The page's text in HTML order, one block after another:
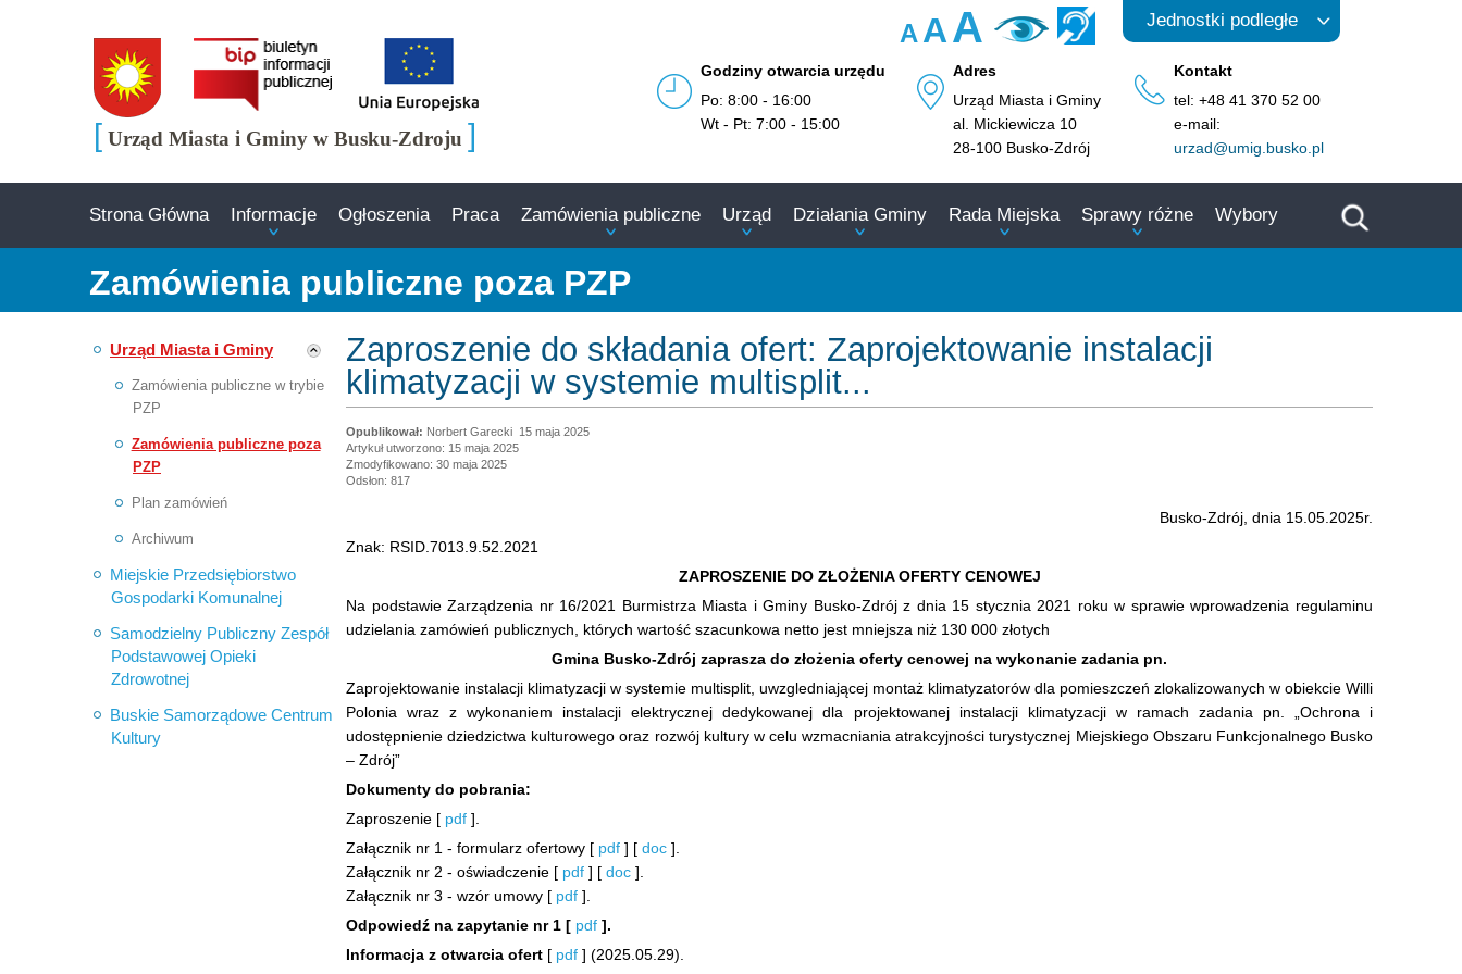
AAA Jednostki podległe
[ Urząd Miasta i Gminy w Busku-Zdroju ]
Godziny otwarcia urzędu
Po: 8:00 - 16:00
Wt - Pt: 7:00 - 15:00
Adres
Urząd Miasta i Gminy
al. Mickiewicza 10
28-100 Busko-Zdrój
Kontakt
tel: +48 41 370 52 00
e-mail:
urzad@umig.busko.pl
Strona Główna Informacje Ogłoszenia Praca Zamówienia publiczne Urząd Działania Gminy Rada Miejska Sprawy różne Wybory
Urząd Miasta i Gminy
Zamówienia publiczne w trybie
PZP
Zamówienia publiczne poza
PZP
Plan zamówień
Archiwum
Miejskie Przedsiębiorstwo
Gospodarki Komunalnej
Samodzielny Publiczny Zespół
Podstawowej Opieki
Zdrowotnej
Buskie Samorządowe Centrum
Kultury
Zamówienia publiczne poza PZP
Zaproszenie do składania ofert: Zaprojektowanie instalacji
klimatyzacji w systemie multisplit...
Norbert Garecki 15 maja 2025
Artykuł utworzono: 15 maja 2025
Zmodyfikowano: 30 maja 2025
Odsłon: 817
Busko-Zdrój, dnia 15.05.2025r.
Znak: RSID.7013.9.52.2021
ZAPROSZENIE DO ZŁOŻENIA OFERTY CENOWEJ
Na podstawie Zarządzenia nr 16/2021 Burmistrza Miasta i Gminy Busko-Zdrój z dnia 15 stycznia 2021 roku w sprawie wprowadzenia regulaminu
udzielania zamówień publicznych, których wartość szacunkowa netto jest mniejsza niż 130 000 złotych
Gmina Busko-Zdrój zaprasza do złożenia oferty cenowej na wykonanie zadania pn.
Zaprojektowanie instalacji klimatyzacji w systemie multisplit, uwzgledniającej montaż klimatyzatorów dla pomieszczeń zlokalizowanych w obiekcie Willi
Polonia wraz z wykonaniem instalacji elektrycznej dedykowanej dla projektowanej instalacji klimatyzacji w ramach zadania pn. „Ochrona i
udostępnienie dziedzictwa kulturowego oraz rozwój kultury w celu wzmacniania atrakcyjności turystycznej Miejskiego Obszaru Funkcjonalnego Busko
– Zdrój”
Dokumenty do pobrania:
Zaproszenie [ pdf ].
Załącznik nr 1 - formularz ofertowy [ pdf ] [ doc ].
Załącznik nr 2 - oświadczenie [ pdf ] [ doc ].
Załącznik nr 3 - wzór umowy [ pdf ].
Odpowiedź na zapytanie nr 1 [ pdf ].
Informacja z otwarcia ofert [ pdf ] (2025.05.29).